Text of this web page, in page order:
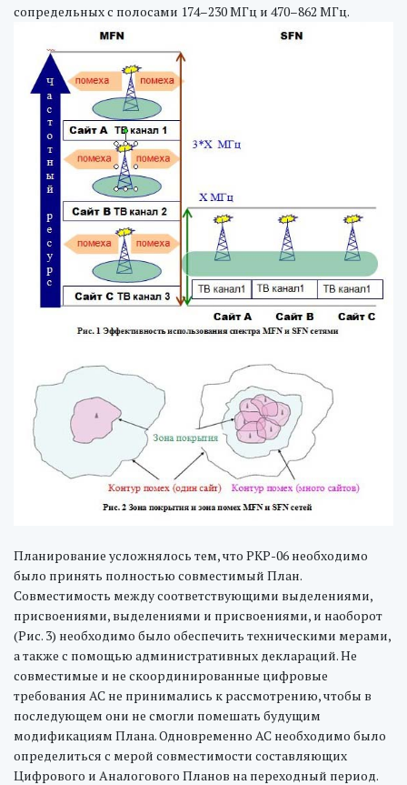
сопредельных с полосами 174–230 МГц и 470–862 МГц.
Планирование усложнялось тем, что РКР-06 необходимо
было принять полностью совместимый План.
Совместимость между соответствующими выделениями,
присвоениями, выделениями и присвоениями, и наоборот
(Рис. 3) необходимо было обеспечить техническими мерами,
а также с помощью административных деклараций. Не
совместимые и не скоординированные цифровые
требования АС не принимались к рассмотрению, чтобы в
последующем они не смогли помешать будущим
модификациям Плана. Одновременно АС необходимо было
определиться с мерой совместимости составляющих
Цифрового и Аналогового Планов на переходный период.